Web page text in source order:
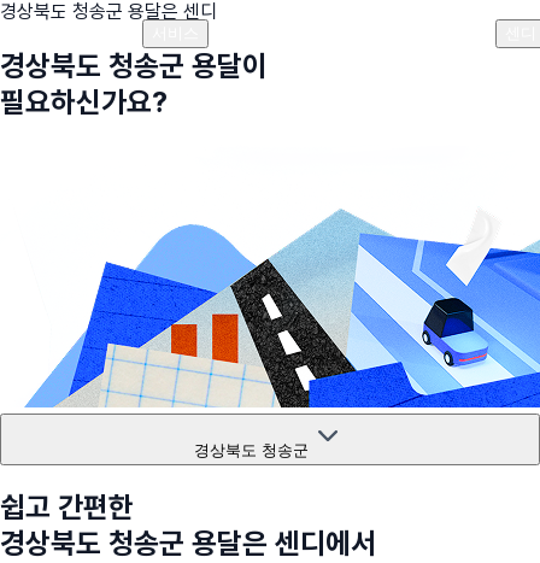
경상북도 청송군 용달은 센디
경상북도 청송군 용달이
필요하신가요?
경상북도 청송군
쉽고 간편한
경상북도 청송군 용달은 센디에서